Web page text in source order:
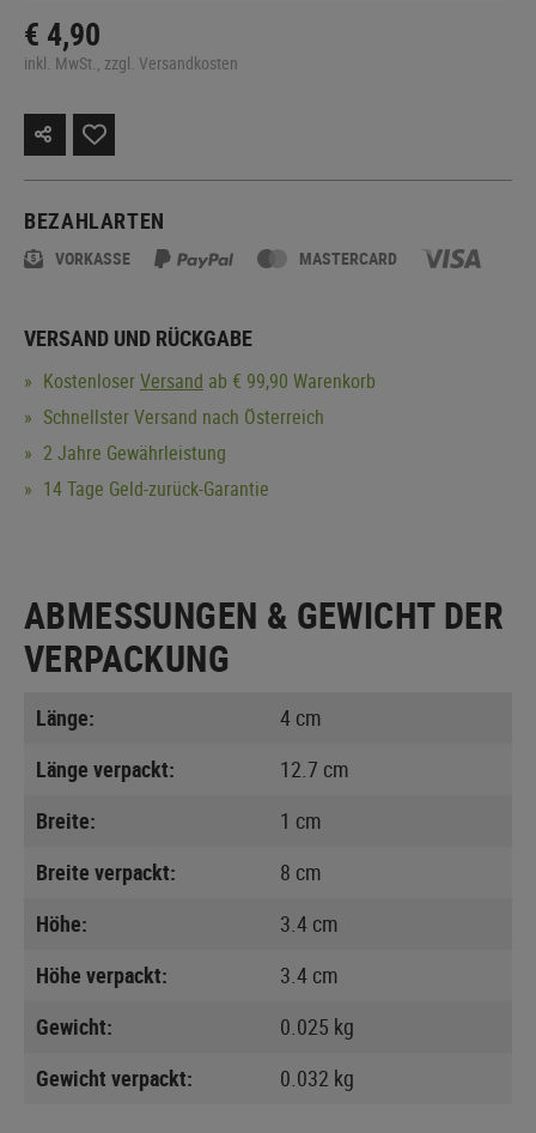
€ 4,90
inkl. MwSt., zzgl. Versandkosten
BEZAHLARTEN
VORKASSE MASTERCARD
VERSAND UND RÜCKGABE
KostenloserVersand ab € 99,90 Warenkorb
Schnellster Versand nach Österreich
2 Jahre Gewährleistung
14 Tage Geld-zurück-Garantie
ABMESSUNGEN & GEWICHT DER
VERPACKUNG
Länge:
4 cm
Länge verpackt:
12.7 cm
Breite:
1 cm
Breite verpackt:
8 cm
Höhe:
3.4 cm
Höhe verpackt:
3.4 cm
Gewicht:
0.025 kg
Gewicht verpackt:
0.032 kg